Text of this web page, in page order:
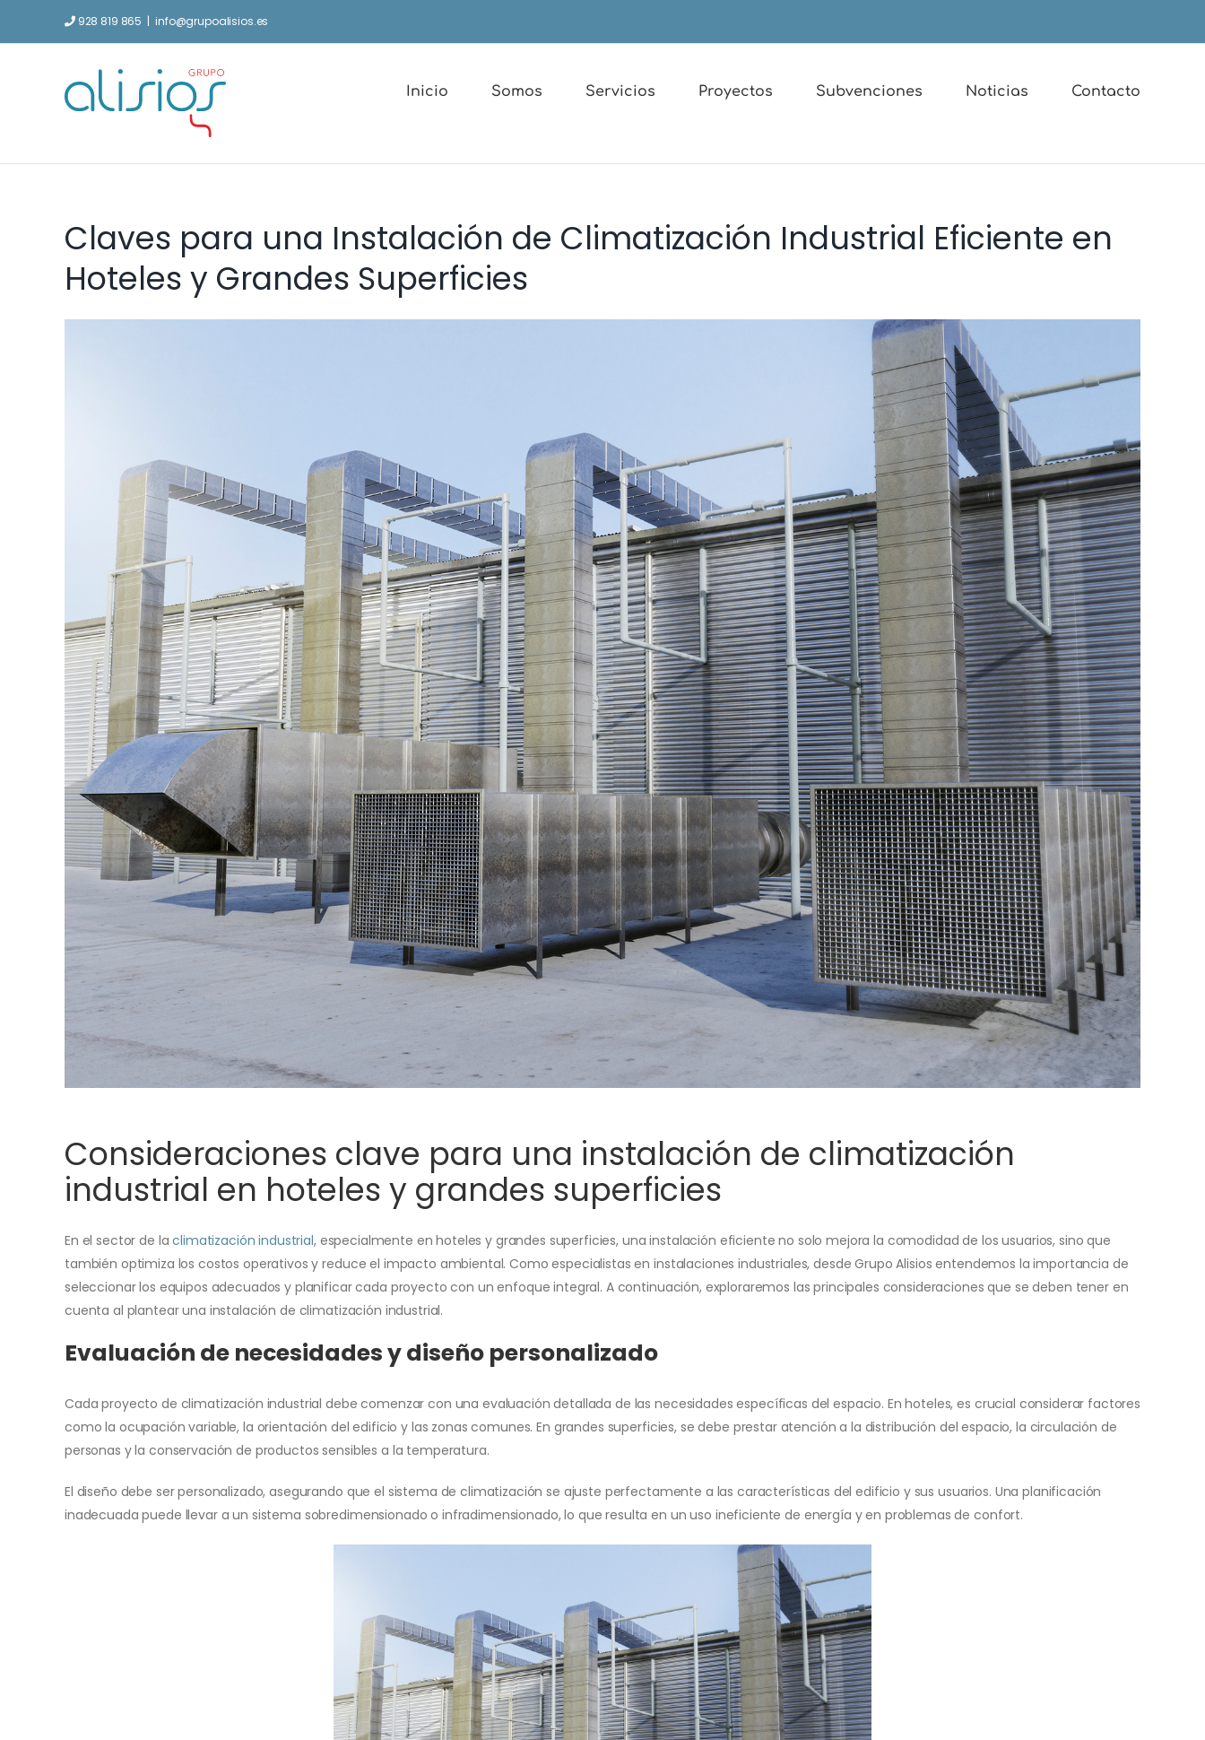
928 819 865 | info@grupoalisios.es
Inicio Somos Servicios Proyectos Subvenciones Noticias Contacto
Claves para una Instalación de Climatización Industrial Eficiente en
Hoteles y Grandes Superficies
Consideraciones clave para una instalación de climatización
industrial en hoteles y grandes superficies
En el sector de laclimatización industrial, especialmente en hoteles y grandes superficies, una instalación eficiente no solo mejora la comodidad de los usuarios, sino que
también optimiza los costos operativos y reduce el impacto ambiental. Como especialistas en instalaciones industriales, desde Grupo Alisios entendemos la importancia de
seleccionar los equipos adecuados y planificar cada proyecto con un enfoque integral. A continuación, exploraremos las principales consideraciones que se deben tener en
cuenta al plantear una instalación de climatización industrial.
Evaluación de necesidades y diseño personalizado
Cada proyecto de climatización industrial debe comenzar con una evaluación detallada de las necesidades específicas del espacio. En hoteles, es crucial considerar factores
como la ocupación variable, la orientación del edificio y las zonas comunes. En grandes superficies, se debe prestar atención a la distribución del espacio, la circulación de
personas y la conservación de productos sensibles a la temperatura.
El diseño debe ser personalizado, asegurando que el sistema de climatización se ajuste perfectamente a las características del edificio y sus usuarios. Una planificación
inadecuada puede llevar a un sistema sobredimensionado o infradimensionado, lo que resulta en un uso ineficiente de energía y en problemas de confort.